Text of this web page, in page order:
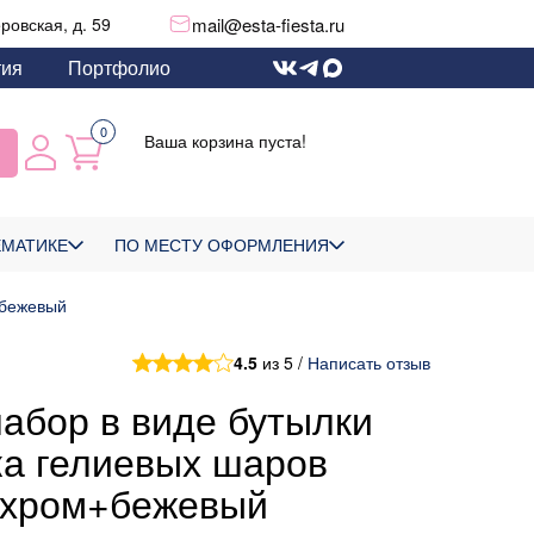
д. 59 mail@esta-fiesta.ru
Портфолио
0 Ваша корзина пуста!
ПО МЕСТУ ОФОРМЛЕНИЯ
4.5 из 5 / Написать отзыв
в виде бутылки
гелиевых шаров